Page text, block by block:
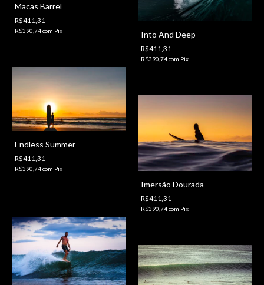
Macas Barrel
R$411,31
R$390,74com Pix Into And Deep
R$411,31
R$390,74com Pix
Endless Summer
R$411,31
R$390,74com Pix
Imersão Dourada
R$411,31
R$390,74com Pix